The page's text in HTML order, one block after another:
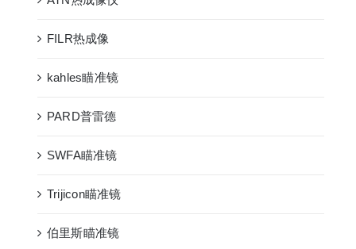
FILR热成像
kahles瞄准镜
PARD普雷德
SWFA瞄准镜
Trijicon瞄准镜
伯里斯瞄准镜